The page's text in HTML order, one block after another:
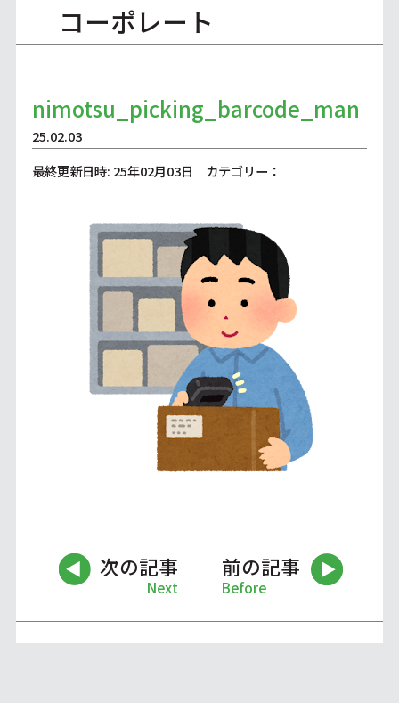
コーポレート
nimotsu_picking_barcode_man
25.02.03
最終更新日時: 25年02月03日｜カテゴリー：
次の記事
Next
前の記事
Before